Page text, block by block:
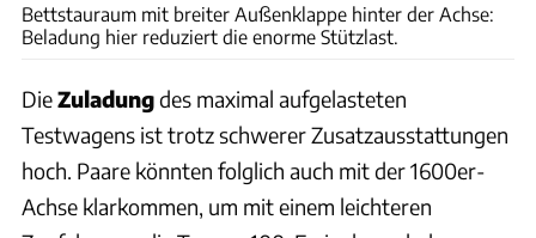
Bettstauraum mit breiter Außenklappe hinter der Achse:
Beladung hier reduziert die enorme Stützlast.
DieZuladungdes maximal aufgelasteten
Testwagens ist trotz schwerer Zusatzausstattungen
hoch. Paare könnten folglich auch mit der 1600er-
Achse klarkommen, um mit einem leichteren